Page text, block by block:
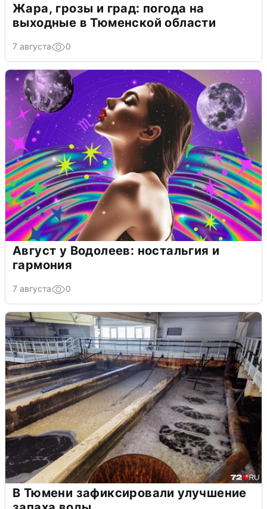
Жара, грозы и град: погода на
выходные в Тюменской области
7 августа 0
Август у Водолеев: ностальгия и
гармония
7 августа 0
В Тюмени зафиксировали улучшение